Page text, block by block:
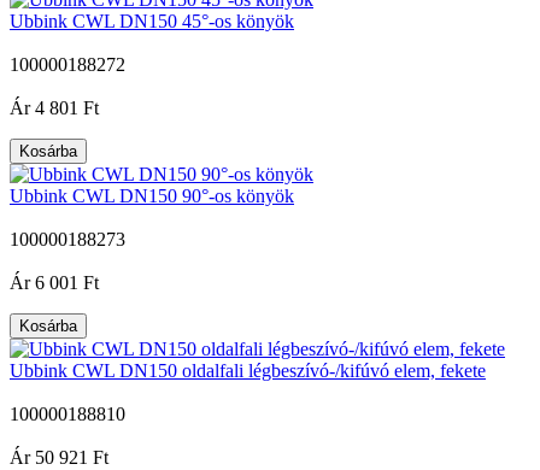
Ubbink CWL DN150 45°-os könyök
100000188272
Ár 4 801 Ft
Kosárba
Ubbink CWL DN150 90°-os könyök
100000188273
Ár 6 001 Ft
Kosárba
Ubbink CWL DN150 oldalfali légbeszívó-/kifúvó elem, fekete
100000188810
Ár 50 921 Ft